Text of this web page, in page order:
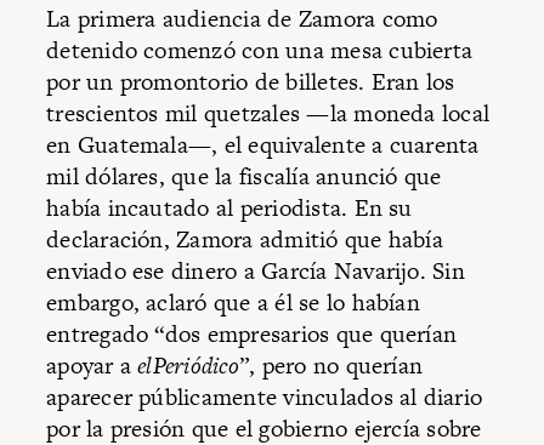
La primera audiencia de Zamora como
detenido comenzó con una mesa cubierta
por un promontorio de billetes. Eran los
trescientos mil quetzales —la moneda local
en Guatemala—, el equivalente a cuarenta
mil dólares, que la fiscalía anunció que
había incautado al periodista. En su
declaración, Zamora admitió que había
enviado ese dinero a García Navarijo. Sin
embargo, aclaró que a él se lo habían
entregado “dos empresarios que querían
apoyar aelPeriódico”, pero no querían
aparecer públicamente vinculados al diario
por la presión que el gobierno ejercía sobre